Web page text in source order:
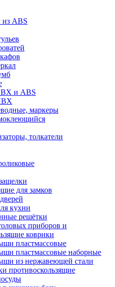
из ABS
и ABS
маркеры
толкатели
для замков
кухни
решётки
приборов и
коврики
пластмассовые
пластмассовые наборные
из нержавеющей стали
противоскользящие